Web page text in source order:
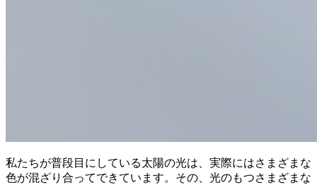
私たちが普段目にしている太陽の光は、実際にはさまざまな
色が混ざり合ってできています。その、光のもつさまざまな